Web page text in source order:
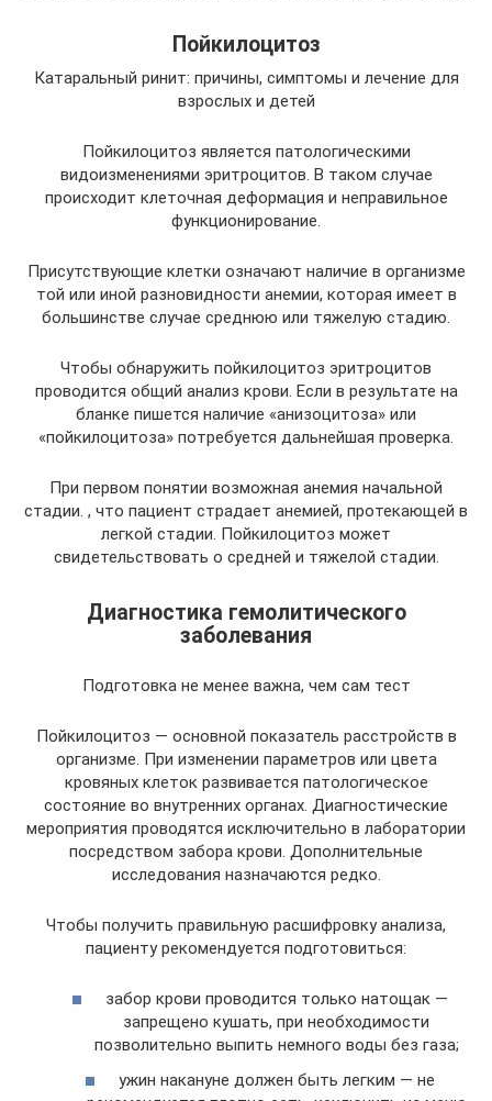
Пойкилоцитоз
Катаральный ринит: причины, симптомы и лечение для
взрослых и детей
Пойкилоцитоз является патологическими
видоизменениями эритроцитов. В таком случае
происходит клеточная деформация и неправильное
функционирование.
Присутствующие клетки означают наличие в организме
той или иной разновидности анемии, которая имеет в
большинстве случае среднюю или тяжелую стадию.
Чтобы обнаружить пойкилоцитоз эритроцитов
проводится общий анализ крови. Если в результате на
бланке пишется наличие «анизоцитоза» или
«пойкилоцитоза» потребуется дальнейшая проверка.
При первом понятии возможная анемия начальной
стадии. , что пациент страдает анемией, протекающей в
легкой стадии. Пойкилоцитоз может
свидетельствовать о средней и тяжелой стадии.
Диагностика гемолитического
заболевания
Подготовка не менее важна, чем сам тест
Пойкилоцитоз — основной показатель расстройств в
организме. При изменении параметров или цвета
кровяных клеток развивается патологическое
состояние во внутренних органах. Диагностические
мероприятия проводятся исключительно в лаборатории
посредством забора крови. Дополнительные
исследования назначаются редко.
Чтобы получить правильную расшифровку анализа,
пациенту рекомендуется подготовиться:
забор крови проводится только натощак —
запрещено кушать, при необходимости
позволительно выпить немного воды без газа;
ужин накануне должен быть легким — не